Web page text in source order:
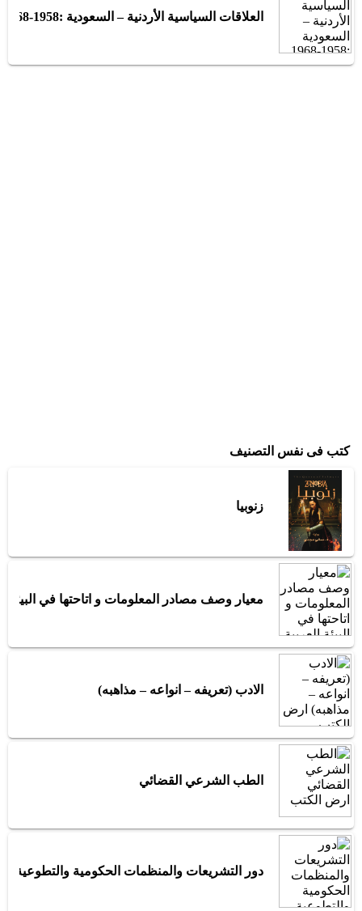
العلاقات السياسية الأردنية – السعودية :1958-1968
كتب فى نفس التصنيف
زنوبيا
معيار وصف مصادر المعلومات و اتاحتها في البيئة
الادب (تعريفه – انواعه – مذاهبه)
الطب الشرعي القضائي
دور التشريعات والمنظمات الحكومية والتطوعية